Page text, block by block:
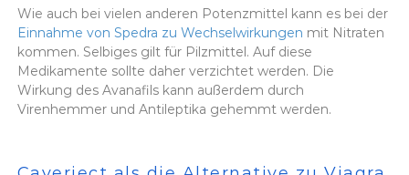
Wie auch bei vielen anderen Potenzmittel kann es bei der
Einnahme von Spedra zu Wechselwirkungen mit Nitraten
kommen. Selbiges gilt für Pilzmittel. Auf diese
Medikamente sollte daher verzichtet werden. Die
Wirkung des Avanafils kann außerdem durch
Virenhemmer und Antileptika gehemmt werden.